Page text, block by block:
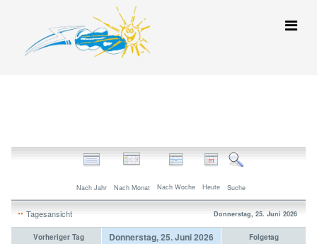
Nach Jahr Nach Monat Nach Woche Heute Suche
Tagesansicht Donnerstag, 25. Juni 2026
Vorheriger Tag Donnerstag, 25. Juni 2026 Folgetag